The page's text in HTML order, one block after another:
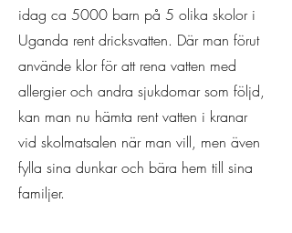
idag ca 5000 barn på 5 olika skolor i
Uganda rent dricksvatten. Där man förut
använde klor för att rena vatten med
allergier och andra sjukdomar som följd,
kan man nu hämta rent vatten i kranar
vid skolmatsalen när man vill, men även
fylla sina dunkar och bära hem till sina
familjer.